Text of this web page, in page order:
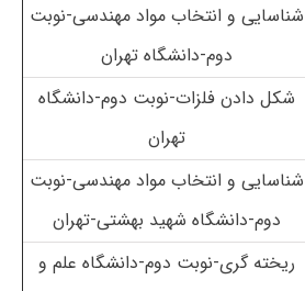
شناسایی و انتخاب مواد مهندسی-نوبت
دوم-دانشگاه تهران
شکل دادن فلزات-نوبت دوم-دانشگاه
تهران
شناسایی و انتخاب مواد مهندسی-نوبت
دوم-دانشگاه شهید بهشتی-تهران
ریخته گری-نوبت دوم-دانشگاه علم و